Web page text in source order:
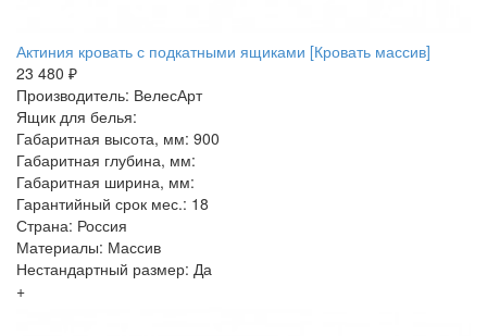
Актиния кровать с подкатными ящиками [Кровать массив]
23 480 ₽
Производитель: ВелесАрт
Ящик для белья:
Габаритная высота, мм: 900
Габаритная глубина, мм:
Габаритная ширина, мм:
Гарантийный срок мес.: 18
Страна: Россия
Материалы: Массив
Нестандартный размер: Да
+